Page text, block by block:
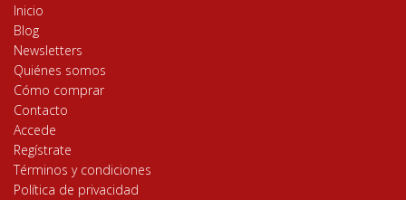
Inicio
Blog
Newsletters
Quiénes somos
Cómo comprar
Contacto
Accede
Regístrate
Términos y condiciones
Política de privacidad